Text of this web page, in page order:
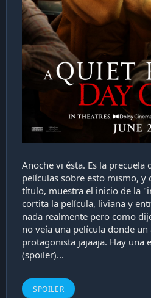
Anoche vi ésta. Es la precuela
películas sobre esto mismo, y
título, muestra el inicio de la
cortita la película, liviana y
nada realmente pero como
no veía una película donde
protagonista jajaaja. Hay una
(spoiler)...
SPOILER